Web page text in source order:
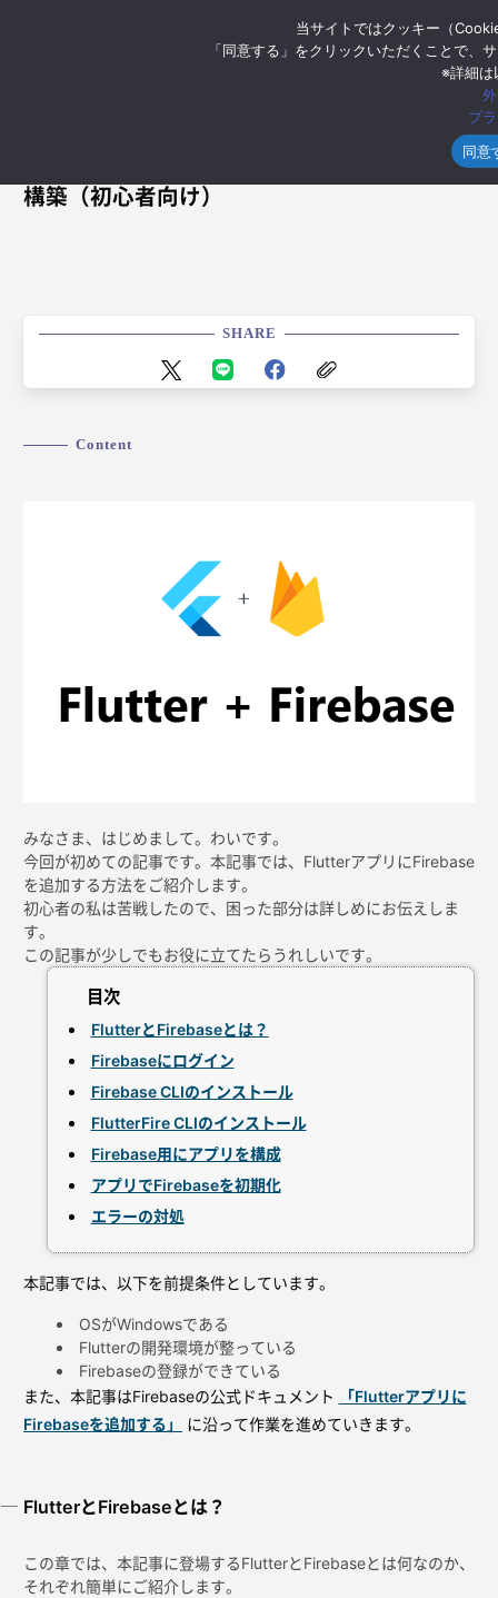
構築（初心者向け）
SHARE
Content
みなさま、はじめまして。わいです。
今回が初めての記事です。本記事では、FlutterアプリにFirebase
を追加する方法をご紹介します。
初心者の私は苦戦したので、困った部分は詳しめにお伝えしま
す。
この記事が少しでもお役に立てたらうれしいです。
FlutterとFirebaseとは？
Firebaseにログイン
Firebase CLIのインストール
FlutterFire CLIのインストール
Firebase用にアプリを構成
アプリでFirebaseを初期化
エラーの対処
本記事では、以下を前提条件としています。
OSがWindowsである
Flutterの開発環境が整っている
Firebaseの登録ができている
また、本記事はFirebaseの公式ドキュメント
「Flutterアプリに
Firebaseを追加する」
に沿って作業を進めていきます。
FlutterとFirebaseとは？
この章では、本記事に登場するFlutterとFirebaseとは何なのか、
それぞれ簡単にご紹介します。
当サイトではクッキー（
「同意する」をクリックいただくことで、
※詳細は
プ
同意